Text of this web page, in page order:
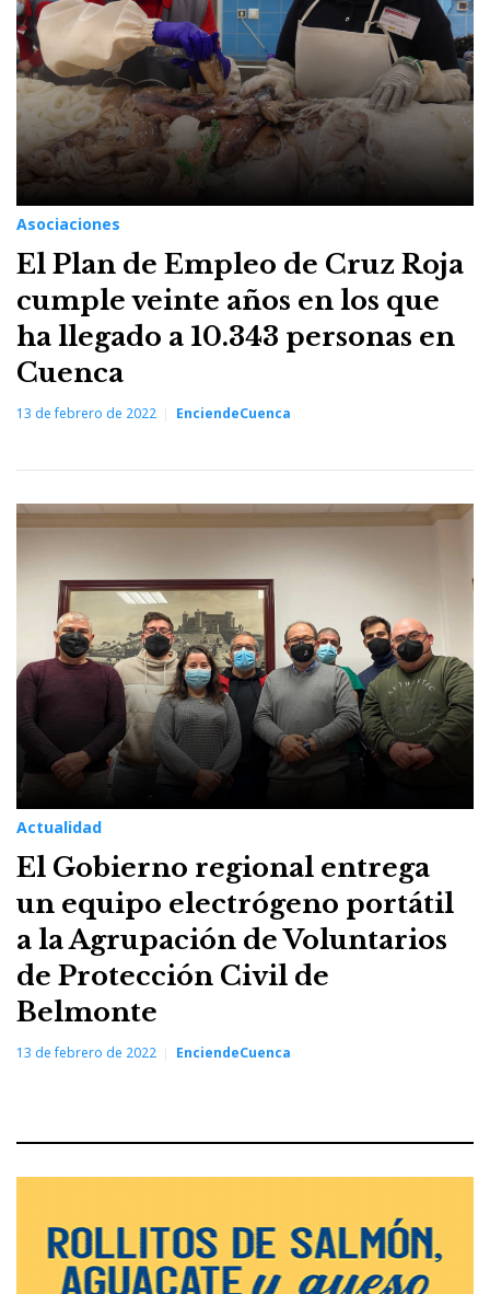
Asociaciones
El Plan de Empleo de Cruz Roja
cumple veinte años en los que
ha llegado a 10.343 personas en
Cuenca
13 de febrero de 2022 EnciendeCuenca
Actualidad
El Gobierno regional entrega
un equipo electrógeno portátil
a la Agrupación de Voluntarios
de Protección Civil de
Belmonte
13 de febrero de 2022 EnciendeCuenca